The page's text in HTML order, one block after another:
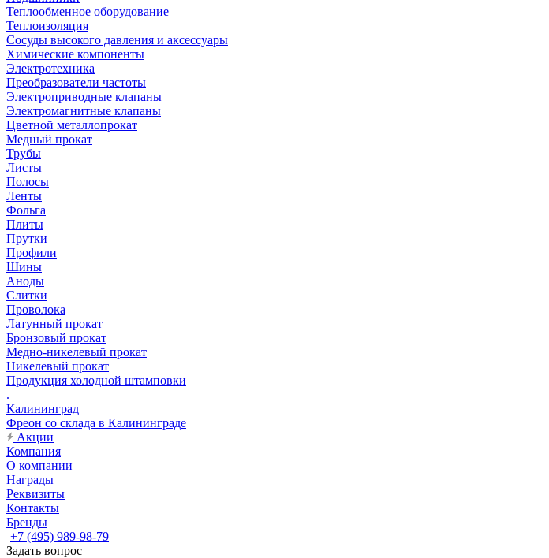
Теплообменное оборудование
Теплоизоляция
Сосуды высокого давления и аксессуары
Химические компоненты
Электротехника
Преобразователи частоты
Электроприводные клапаны
Электромагнитные клапаны
Цветной металлопрокат
Медный прокат
Трубы
Листы
Полосы
Ленты
Фольга
Плиты
Прутки
Профили
Шины
Аноды
Слитки
Проволока
Латунный прокат
Бронзовый прокат
Медно-никелевый прокат
Никелевый прокат
Продукция холодной штамповки
.
Калининград
Фреон со склада в Калининграде
Акции
Компания
О компании
Награды
Реквизиты
Контакты
Бренды
+7 (495) 989-98-79
Задать вопрос